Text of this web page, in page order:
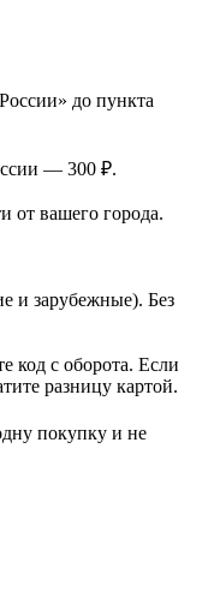
до пункта
— 300 ₽.
от вашего города.
и зарубежные). Без
код с оборота. Если
разницу картой.
покупку и не